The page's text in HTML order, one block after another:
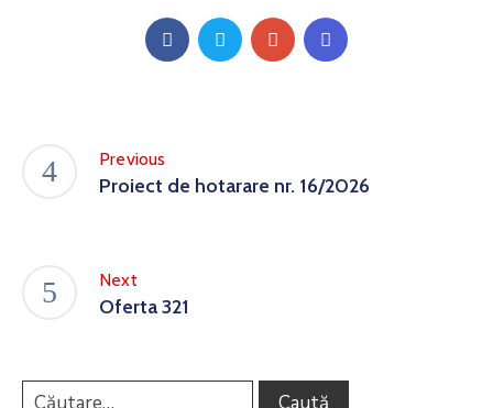
Previous
Proiect de hotarare nr. 16/2026
Next
Oferta 321